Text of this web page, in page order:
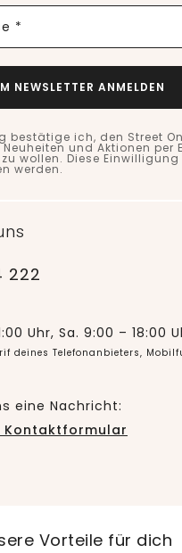
*
NEWSLETTER ANMELDEN
bestätige ich, den Street
und Aktionen per
wollen. Diese Einwilligung
werden.
222
Uhr, Sa. 9:00 – 18:00
deines Telefonanbieters,
eine Nachricht:
Kontaktformular
Vorteile für dich